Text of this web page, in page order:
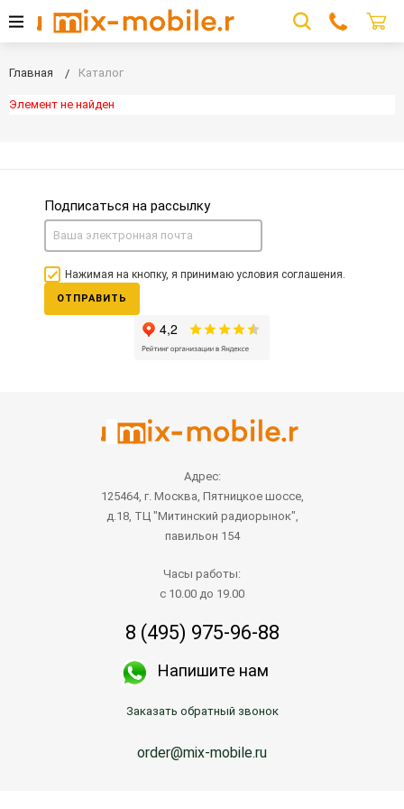
Главная Каталог
Элемент не найден
Подписаться на рассылку
Нажимая на кнопку, я принимаю условия соглашения.
ОТПРАВИТЬ
Адрес:
125464, г. Москва, Пятницкое шоссе,
д.18, ТЦ "Митинский радиорынок",
павильон 154
Часы работы:
с 10.00 до 19.00
8 (495) 975-96-88
Напишите нам
Заказать обратный звонок
order@mix-mobile.ru